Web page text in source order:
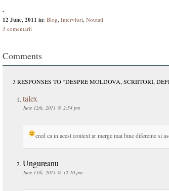
-
12 June, 2011 in: Blog, Interviuri, Noutati
3 comentarii
Comments
3 RESPONSES TO “DESPRE MOLDOVA, SCRIITORI,
talex
June 12th, 2011 @ 2:54 pm
cred ca in acest context ar merge mai bine diferente si
Ungureanu
June 13th, 2011 @ 12:10 pm